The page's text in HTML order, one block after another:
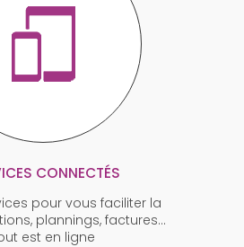
CONNECTÉS
pour vous faciliter la
plannings, factures…
est en ligne